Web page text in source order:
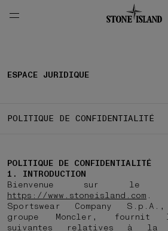
NAVIGATION.ARIA.GOTOMAINCONTENT
ESPACE JURIDIQUE
POLITIQUE DE CONFIDENTIALITÉ
POLITIQUE DE CONFIDENTIALITÉ
1. INTRODUCTION
Bienvenue sur le
https://www.stoneisland.com .
Sportswear Company
groupe Moncler, fournit
suivantes relatives à